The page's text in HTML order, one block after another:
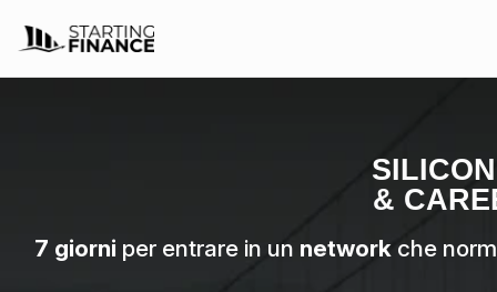
EduFin
&
7 giorni per entrare in un network che